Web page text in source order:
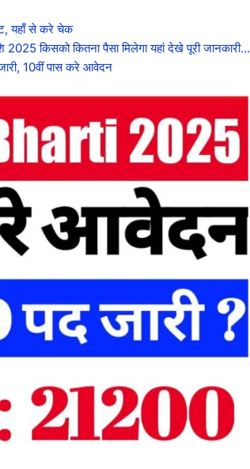
यहाँ से करे चेक
किसको कितना पैसा मिलेगा यहां देखे पूरी जानकारी…
10वीं पास करे आवेदन